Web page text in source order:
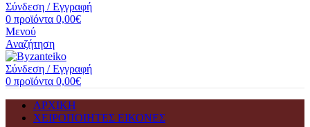
Σύνδεση / Εγγραφή
0 προϊόντα 0,00€
Μενού
Αναζήτηση
Σύνδεση / Εγγραφή
0 προϊόντα 0,00€
ΑΡΧΙΚΗ
ΧΕΙΡΟΠΟΙΗΤΕΣ ΕΙΚΟΝΕΣ